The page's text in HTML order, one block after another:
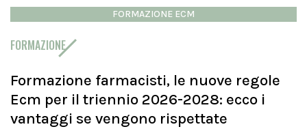
FORMAZIONE ECM
FORMAZIONE
Formazione farmacisti, le nuove regole
Ecm per il triennio 2026-2028: ecco i
vantaggi se vengono rispettate